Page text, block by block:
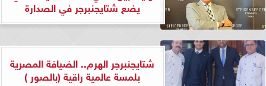
يضع شتايجنبرجر في الصدارة
شتايجنبرجر الهرم.. الضيافة المصرية
بلمسة عالمية راقية (بالصور )